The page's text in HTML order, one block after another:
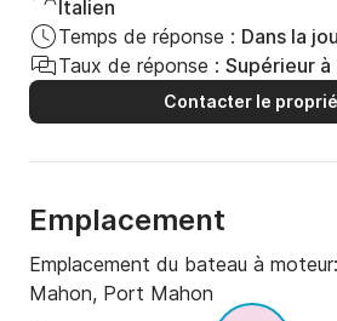
Italien
Temps de réponse : Dans la
Taux de réponse : Supérieur à
Contacter le
Emplacement
Emplacement du bateau à moteur:
Mahon, Port Mahon